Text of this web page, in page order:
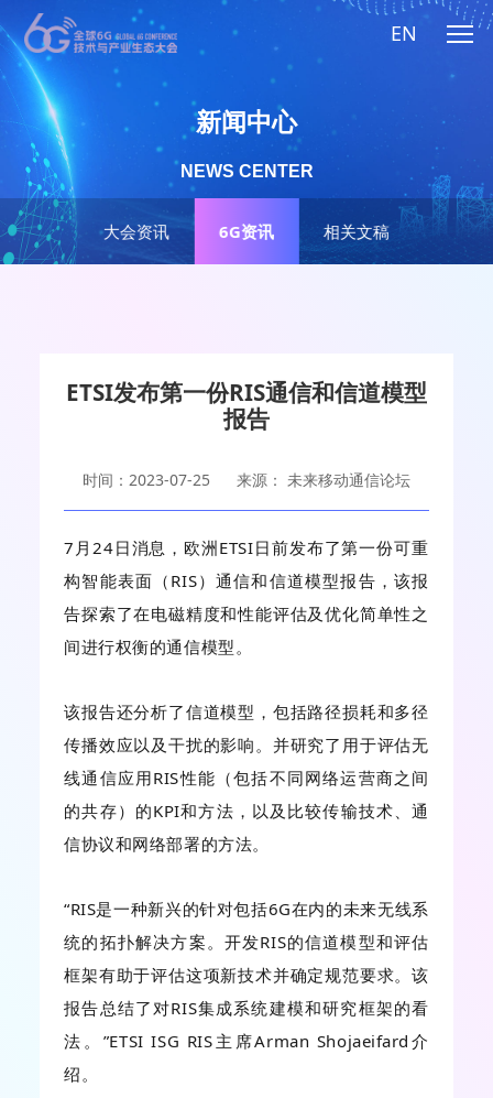
EN
大会资讯 6G资讯 相关文稿
新闻中心
NEWS CENTER
ETSI发布第一份RIS通信和信道模型
报告
时间：2023-07-25 来源： 未来移动通信论坛
7月24日消息，欧洲ETSI日前发布了第一份可重
构智能表面（RIS）通信和信道模型报告，该报
告探索了在电磁精度和性能评估及优化简单性之
间进行权衡的通信模型。
该报告还分析了信道模型，包括路径损耗和多径
传播效应以及干扰的影响。并研究了用于评估无
线通信应用RIS性能（包括不同网络运营商之间
的共存）的KPI和方法，以及比较传输技术、通
信协议和网络部署的方法。
“RIS是一种新兴的针对包括6G在内的未来无线系
统的拓扑解决方案。开发RIS的信道模型和评估
框架有助于评估这项新技术并确定规范要求。该
报告总结了对RIS集成系统建模和研究框架的看
法。”ETSI ISG RIS主席Arman Shojaeifard介
绍。